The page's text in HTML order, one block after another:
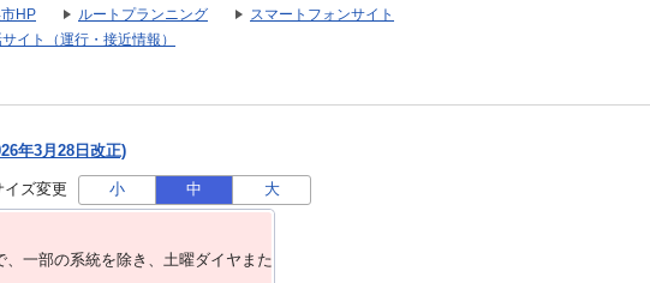
HP ルートプランニング
スマートフォンサイト
イト（運行・接近情報）
年3月28日改正)
イズ変更 小 中 大
⼀部の系統を除き、⼟曜ダイヤまた